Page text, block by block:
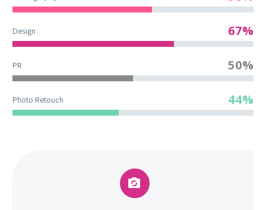
Design 67%
PR 50%
Photo Retouch 44%

